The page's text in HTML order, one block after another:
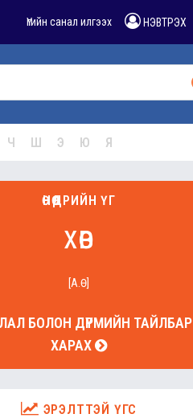
Үгийн санал илгээх НЭВТРЭХ
Ч Ш Э Ю Я
ӨНӨӨДРИЙН ҮГ
хөв
[А.Ө]
БОЛОН ДҮРМИЙН ТАЙЛБАР
ХАРАХ
ЭРЭЛТТЭЙ ҮГС